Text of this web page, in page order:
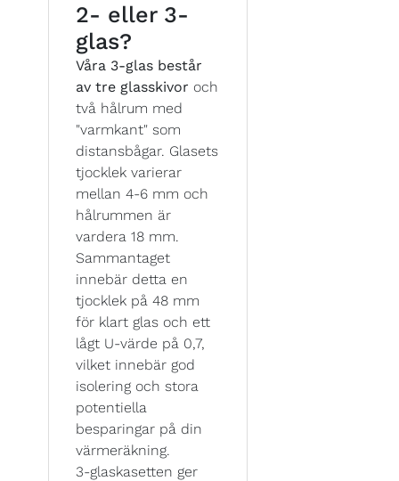
2- eller 3-
glas?
Våra 3-glas består
av tre glasskivor och
två hålrum med
"varmkant" som
distansbågar. Glasets
tjocklek varierar
mellan 4-6 mm och
hålrummen är
vardera 18 mm.
Sammantaget
innebär detta en
tjocklek på 48 mm
för klart glas och ett
lågt U-värde på 0,7,
vilket innebär god
isolering och stora
potentiella
besparingar på din
värmeräkning.
3-glaskasetten ger